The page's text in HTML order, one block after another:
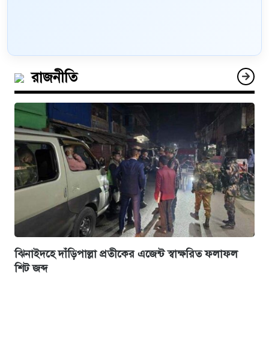
রাজনীতি
ঝিনাইদহে দাঁড়িপাল্লা প্রতীকের এজেন্ট স্বাক্ষরিত ফলাফল
শিট জব্দ